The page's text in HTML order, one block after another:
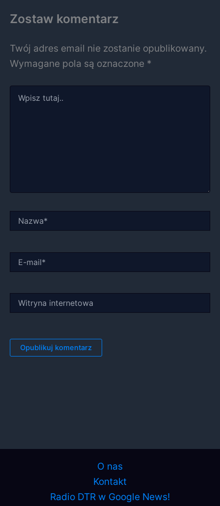
Zostaw komentarz
Twój adres email nie zostanie opublikowany.
Wymagane pola są oznaczone *
tutaj..
mail*
internetowa
O nas
Kontakt
Radio DTR w Google News!